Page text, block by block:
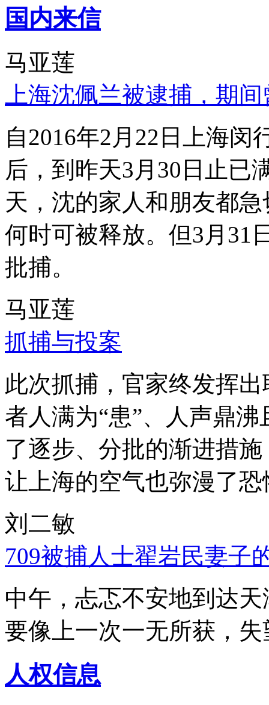
国内来信
马亚莲
上海沈佩兰被逮捕，期
自2016年2月22日上海
后，到昨天3月30日止已
天，沈的家人和朋友都
何时可被释放。但3月31
批捕。
马亚莲
抓捕与投案
此次抓捕，官家终发挥
者人满为“患”、人声鼎
了逐步、分批的渐进措
让上海的空气也弥漫了
刘二敏
709被捕人士翟岩民妻子
中午，忐忑不安地到达
要像上一次一无所获，
人权信息